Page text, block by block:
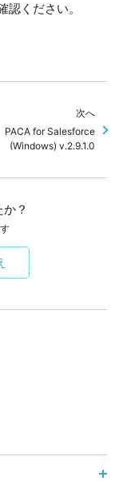
認ください。
次へ
PACA for Salesforce
(Windows) v.2.9.1.0
？